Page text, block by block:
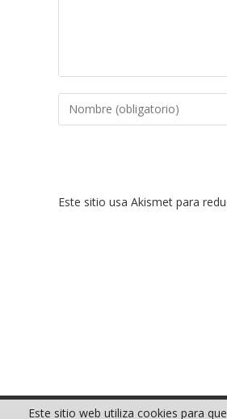
Introduce
tu
de
Este sitio usa Akismet para
Este sitio web utiliza cookies para